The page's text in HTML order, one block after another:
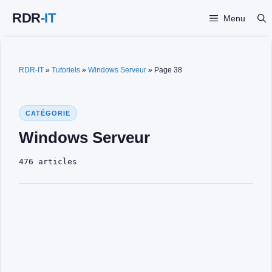
Menu
RDR-IT » Tutoriels » Windows Serveur » Page 38
CATÉGORIE
Windows Serveur
476 articles